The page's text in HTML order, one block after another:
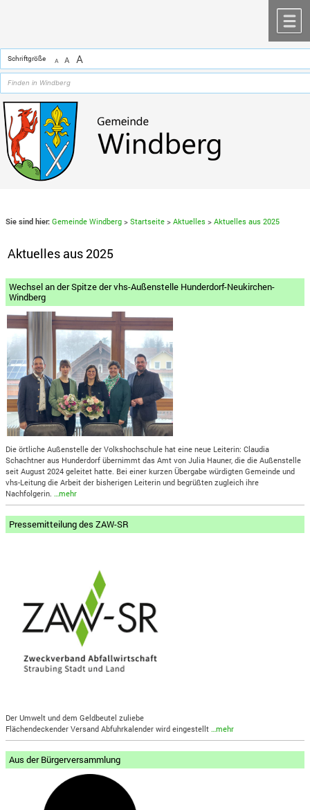
Schriftgröße A A A
Sie sind hier: Gemeinde Windberg >Startseite >Aktuelles >Aktuelles aus 2025
Aktuelles aus 2025
Wechsel an der Spitze der vhs-Außenstelle Hunderdorf-Neukirchen-
Windberg
Die örtliche Außenstelle der Volkshochschule hat eine neue Leiterin: Claudia
Schachtner aus Hunderdorf übernimmt das Amt von Julia Hauner, die die Außenstelle
seit August 2024 geleitet hatte. Bei einer kurzen Übergabe würdigten Gemeinde und
vhs-Leitung die Arbeit der bisherigen Leiterin und begrüßten zugleich ihre
Nachfolgerin.
…mehr
Pressemitteilung des ZAW-SR
Der Umwelt und dem Geldbeutel zuliebe
Flächendeckender Versand Abfuhrkalender wird eingestellt…mehr
Aus der Bürgerversammlung